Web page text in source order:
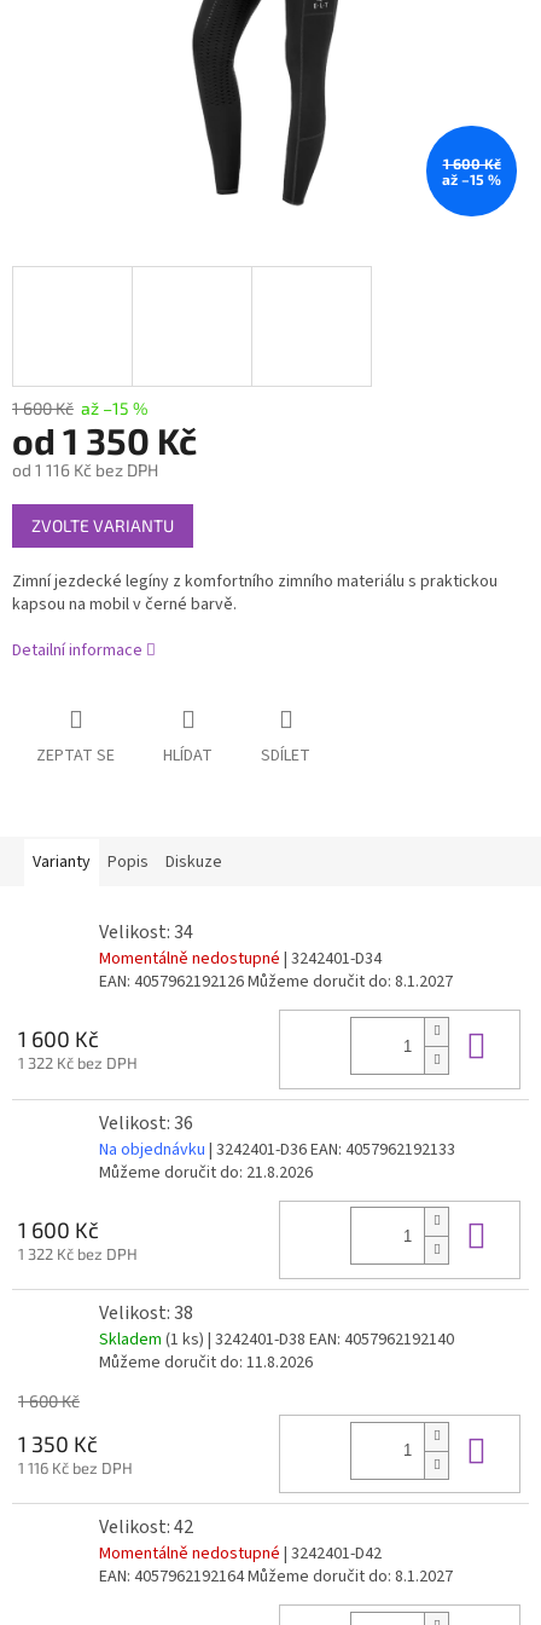
1 600 Kč
až –15 %
1 600 Kč až –15 %
od 1 350 Kč
od 1 116 Kč bez DPH
Měrná
cena:
ZVOLTE VARIANTU
Zimní jezdecké legíny z komfortního zimního materiálu s praktickou
kapsou na mobil v černé barvě.
Detailní informace
ZEPTAT SE HLÍDAT SDÍLET
Varianty Popis Diskuze
Velikost: 34
Momentálně nedostupné | 3242401-D34
EAN: 4057962192126Můžeme doručit do: 8.1.2027
1 600 Kč
1 322 Kč bez DPH
Velikost: 36
Na objednávku | 3242401-D36EAN: 4057962192133
Můžeme doručit do: 21.8.2026
1 600 Kč
1 322 Kč bez DPH
Velikost: 38
Skladem (1 ks) | 3242401-D38 EAN: 4057962192140
Můžeme doručit do: 11.8.2026
1 600 Kč
1 350 Kč
1 116 Kč bez DPH
Velikost: 42
Momentálně nedostupné | 3242401-D42
EAN: 4057962192164Můžeme doručit do: 8.1.2027